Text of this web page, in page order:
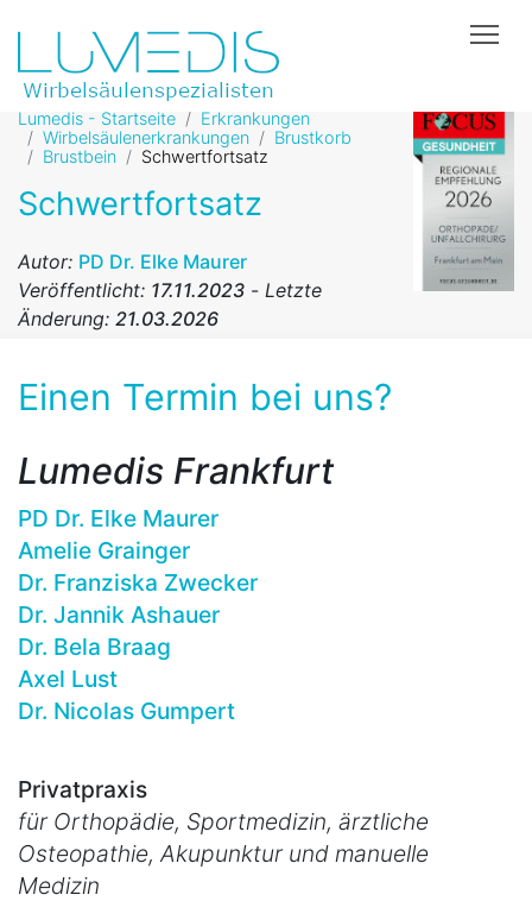
Lumedis - Startseite
Erkrankungen
Wirbelsäulenerkrankungen
Brustkorb
Brustbein
Schwertfortsatz
Schwertfortsatz
Autor: PD Dr. Elke Maurer
Veröffentlicht: 17.11.2023 - Letzte
Änderung: 21.03.2026
Einen Termin bei uns?
Lumedis Frankfurt
PD Dr. Elke Maurer
Amelie Grainger
Dr. Franziska Zwecker
Dr. Jannik Ashauer
Dr. Bela Braag
Axel Lust
Dr. Nicolas Gumpert
Privatpraxis
für Orthopädie, Sportmedizin, ärztliche
Osteopathie, Akupunktur und manuelle
Medizin